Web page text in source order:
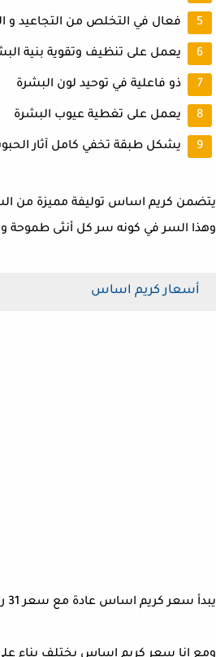
فعال في التخلص من التجاعيد و
يعمل على تنظيف وتقوية بنية
ذو فاعلية في توحيد لون البشرة
يعمل على تغطية عيوب البشرة
يشكل طبقة تخفي كامل آثار
يتضمن كريم اساس توليفة مميزة من
وهذا السر في كونه سر كل أنثى طموحة
أسعار كريم اساس
يبدأ سعر كريم اساس عادة مع سعر 31 ريال سعودي.